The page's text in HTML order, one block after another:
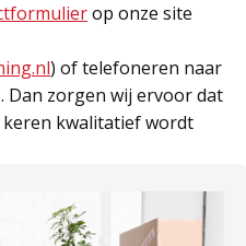
op onze site
) of telefoneren naar
Dan zorgen wij ervoor dat
kwalitatief wordt